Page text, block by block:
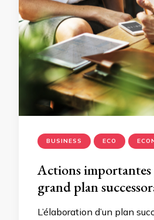
BUSINESS ECO
Actions
grand plan
L’élaboration d’un plan